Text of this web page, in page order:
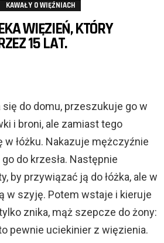
KAWAŁY O WIĘŹNIACH
WIĘZIEŃ, KTÓRY
15 LAT.
się do domu, przeszukuje go w
i broni, ale zamiast tego
w łóżku. Nakazuje mężczyźnie
do krzesła. Następnie
by przywiązać ją do łóżka, ale w
w szyję. Potem wstaje i kieruje
znika, mąż szepcze do żony:
pewnie uciekinier z więzienia.